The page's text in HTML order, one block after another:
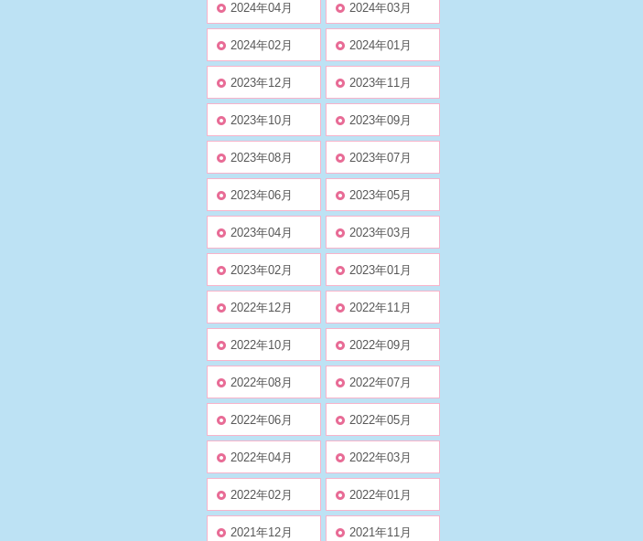
2024年04月 2024年03月
2024年02月 2024年01月
2023年12月 2023年11月
2023年10月 2023年09月
2023年08月 2023年07月
2023年06月 2023年05月
2023年04月 2023年03月
2023年02月 2023年01月
2022年12月 2022年11月
2022年10月 2022年09月
2022年08月 2022年07月
2022年06月 2022年05月
2022年04月 2022年03月
2022年02月 2022年01月
2021年12月 2021年11月